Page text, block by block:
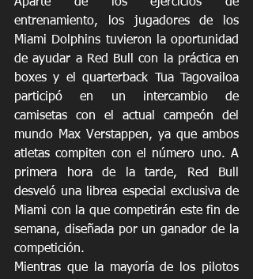
entrenamiento, los jugadores de los
Miami Dolphins tuvieron la oportunidad
de ayudar a Red Bull con la práctica en
boxes y el quarterback Tua Tagovailoa
participó en un intercambio de
camisetas con el actual campeón del
mundo Max Verstappen, ya que ambos
atletas compiten con el número uno. A
primera hora de la tarde, Red Bull
desveló una librea especial exclusiva de
Miami con la que competirán este fin de
semana, diseñada por un ganador de la
competición.
Mientras que la mayoría de los pilotos